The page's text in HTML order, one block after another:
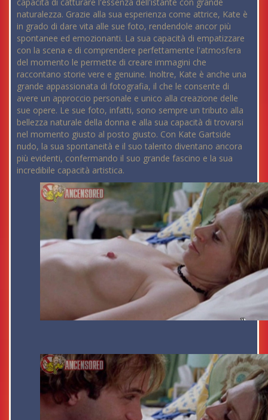
naturalezza. Grazie alla sua esperienza come attrice, Kate è
in grado di dare vita alle sue foto, rendendole ancor più
spontanee ed emozionanti. La sua capacità di empatizzare
con la scena e di comprendere perfettamente l'atmosfera
del momento le permette di creare immagini che
raccontano storie vere e genuine. Inoltre, Kate è anche una
grande appassionata di fotografia, il che le consente di
avere un approccio personale e unico alla creazione delle
sue opere. Le sue foto, infatti, sono sempre un tributo alla
bellezza naturale della donna e alla sua capacità di trovarsi
nel momento giusto al posto giusto. Con Kate Gartside
nudo, la sua spontaneità e il suo talento diventano ancora
più evidenti, confermando il suo grande fascino e la sua
incredibile capacità artistica.